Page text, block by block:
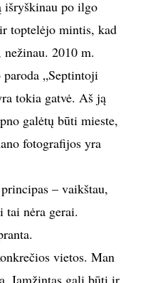
m. Asmeninio albumo nuotr.
– vienos galerijos
„CEC ArtsLink“
išryškinau po ilgo
toptelėjo mintis, kad
2010 m.
„Septintoji
tokia gatvė. Aš ją
galėtų būti mieste,